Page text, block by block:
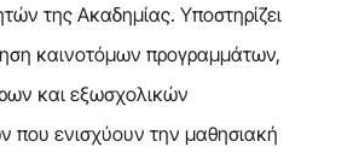
της Ακαδημίας. Υποστηρίζει
καινοτόμων προγραμμάτων,
και εξωσχολικών
που ενισχύουν την μαθησιακή